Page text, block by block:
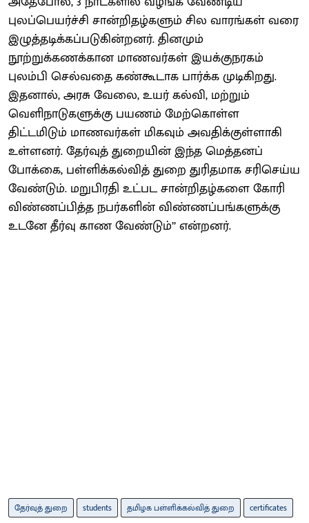
புலப்பெயர்ச்சி சான்றிதழ்களும் சில வாரங்கள் வரை
இழுத்தடிக்கப்படுகின்றனர். தினமும்
நூற்றுக்கணக்கான மாணவர்கள் இயக்குநரகம்
புலம்பி செல்வதை கண்கூடாக பார்க்க முடிகிறது.
இதனால், அரசு வேலை, உயர் கல்வி, மற்றும்
வெளிநாடுகளுக்கு பயணம் மேற்கொள்ள
திட்டமிடும் மாணவர்கள் மிகவும் அவதிக்குள்ளாகி
உள்ளனர். தேர்வுத் துறையின் இந்த மெத்தனப்
போக்கை, பள்ளிக்கல்வித் துறை துரிதமாக சரிசெய்ய
வேண்டும். மறுபிரதி உட்பட சான்றிதழ்களை கோரி
விண்ணப்பித்த நபர்களின் விண்ணப்பங்களுக்கு
உடனே தீர்வு காண வேண்டும்’’ என்றனர்.
தேர்வுத் துறை students தமிழக பள்ளிக்கல்வித் துறை certificates